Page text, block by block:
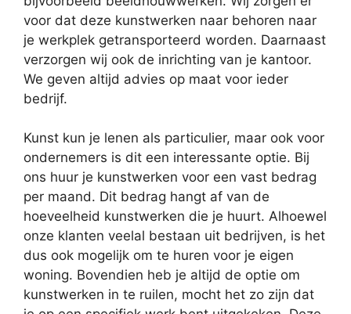
voor dat deze kunstwerken naar behoren naar
je werkplek getransporteerd worden. Daarnaast
verzorgen wij ook de inrichting van je kantoor.
We geven altijd advies op maat voor ieder
bedrijf.
Kunst kun je lenen als particulier, maar ook voor
ondernemers is dit een interessante optie. Bij
ons huur je kunstwerken voor een vast bedrag
per maand. Dit bedrag hangt af van de
hoeveelheid kunstwerken die je huurt. Alhoewel
onze klanten veelal bestaan uit bedrijven, is het
dus ook mogelijk om te huren voor je eigen
woning. Bovendien heb je altijd de optie om
kunstwerken in te ruilen, mocht het zo zijn dat